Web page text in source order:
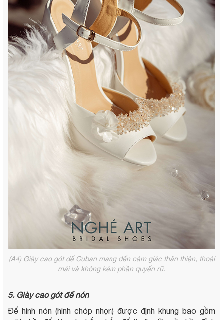
(A4) Giày cao gót đế Cuban mang đến cảm giác thân thiện, thoải
mái và không kém phần quyến rũ.
5. Giày cao gót đế nón
Đế hình nón (hình chóp nhọn) được định khung bao gồm